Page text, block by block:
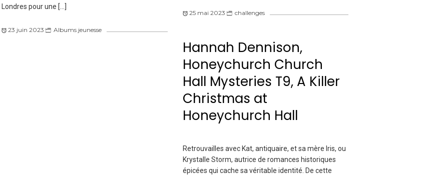
Londres pour une […]
23 juin 2023 Albums jeunesse
25 mai 2023 challenges
Hannah Dennison,
Honeychurch Church
Hall Mysteries T9, A Killer
Christmas at
Honeychurch Hall
Retrouvailles avec Kat, antiquaire, et sa mère Iris, ou
Krystalle Storm, autrice de romances historiques
épicées qui cache sa véritable identité. De cette